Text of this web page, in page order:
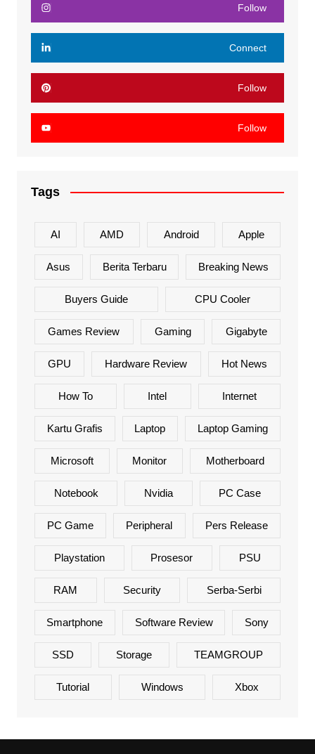
Follow
Connect
Follow
Follow
Tags
AI AMD Android Apple
Asus Berita Terbaru Breaking News
Buyers Guide CPU Cooler
Games Review Gaming Gigabyte
GPU Hardware Review Hot News
How To Intel Internet
Kartu Grafis Laptop Laptop Gaming
Microsoft Monitor Motherboard
Notebook Nvidia PC Case
PC Game Peripheral Pers Release
Playstation Prosesor PSU
RAM Security Serba-Serbi
Smartphone Software Review Sony
SSD Storage TEAMGROUP
Tutorial Windows Xbox